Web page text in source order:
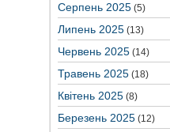
Серпень 2025(5)
Липень 2025(13)
Червень 2025(14)
Травень 2025(18)
Квітень 2025(8)
Березень 2025(12)